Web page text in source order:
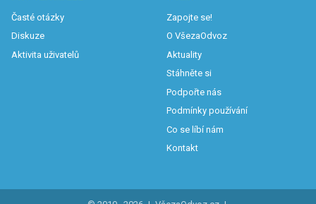
Časté otázky
Diskuze
Aktivita uživatelů
Zapojte se!
O VšezaOdvoz
Aktuality
Stáhněte si
Podpořte nás
Podmínky používání
Co se líbí nám
Kontakt